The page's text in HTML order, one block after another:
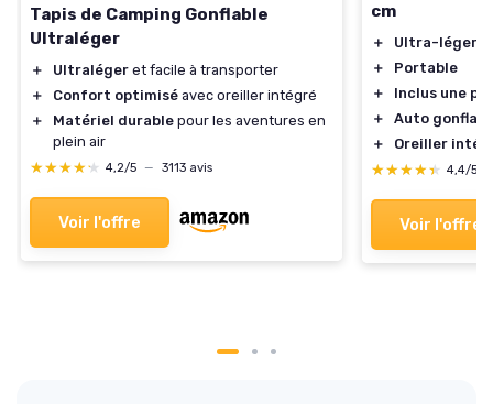
Tapis de Camping Gonflable
Ultraléger
＋ Ultraléger et facile à transporter
＋
Confort optimisé avec oreiller intégré
＋
Matériel durable pour les aventures en
plein air
★★★★★
★★★★★ 4,2/5 — 3113 avis
Voir l'offre
cm
＋
Ultra-léger
＋
Portable
＋
Inclus une
＋
Auto
＋
Oreiller
★★★★★
★★★★★ 4,4/5
Voir l'offre